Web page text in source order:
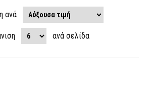
ανά
ανά σελίδα